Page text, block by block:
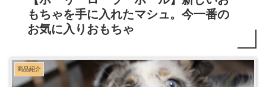
もちゃを手に入れたマシュ。今一番の
お気に入りおもちゃ
商品紹介